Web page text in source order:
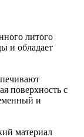
литого
и обладает
поверхность с
и
материал